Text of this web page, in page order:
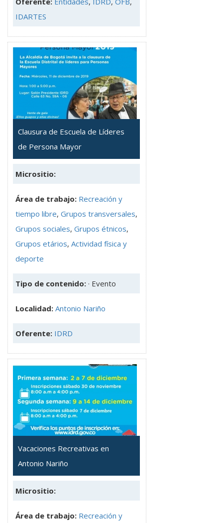
IDARTES
Clausura de Escuela de Líderes
de Persona Mayor
Micrositio:
Área de trabajo: Recreación y
tiempo libre, Grupos transversales,
Grupos sociales, Grupos étnicos,
Grupos etários, Actividad física y
deporte
Tipo de contenido: · Evento
Localidad: Antonio Nariño
Oferente: IDRD
Vacaciones Recreativas en
Antonio Nariño
Micrositio:
Área de trabajo: Recreación y